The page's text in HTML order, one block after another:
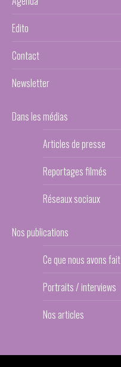
Edito
Contact
Newsletter
Dans les médias
Articles de presse
Reportages filmés
Réseaux sociaux
Nos publications
Ce que nous avons fait
Portraits / interviews
Nos articles